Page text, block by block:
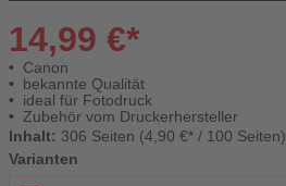
14,99 €*
Canon
bekannte Qualität
ideal für Fotodruck
Zubehör vom Druckerhersteller
Inhalt: 306 Seiten (4,90 €* / 100 Seiten)
Varianten